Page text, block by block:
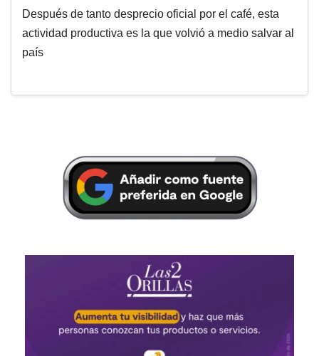
Después de tanto desprecio oficial por el café, esta
actividad productiva es la que volvió a medio salvar al
país